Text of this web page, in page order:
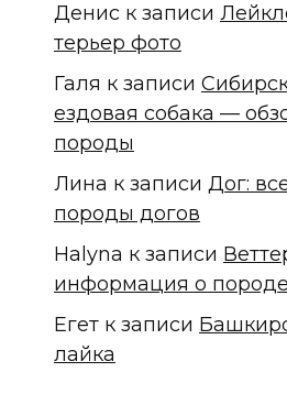
Денис к записи
терьер фото
Галя к записи
ездовая собака —
породы
Лина к записи Дог:
породы догов
Halyna к записи
информация о породе
Егет к записи
лайка